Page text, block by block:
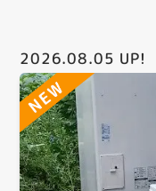
2026.08.05 UP!